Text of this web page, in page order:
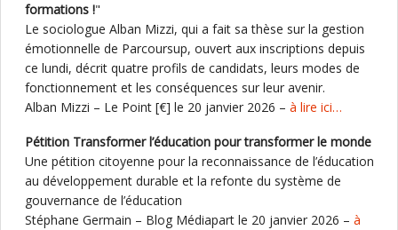
formations !"
Le sociologue Alban Mizzi, qui a fait sa thèse sur la gestion
émotionnelle de Parcoursup, ouvert aux inscriptions depuis
ce lundi, décrit quatre profils de candidats, leurs modes de
fonctionnement et les conséquences sur leur avenir.
Alban Mizzi – Le Point [€] le 20 janvier 2026 – à lire ici…
Pétition Transformer l’éducation pour transformer le monde
Une pétition citoyenne pour la reconnaissance de l’éducation
au développement durable et la refonte du système de
gouvernance de l’éducation
Stéphane Germain – Blog Médiapart le 20 janvier 2026 – à